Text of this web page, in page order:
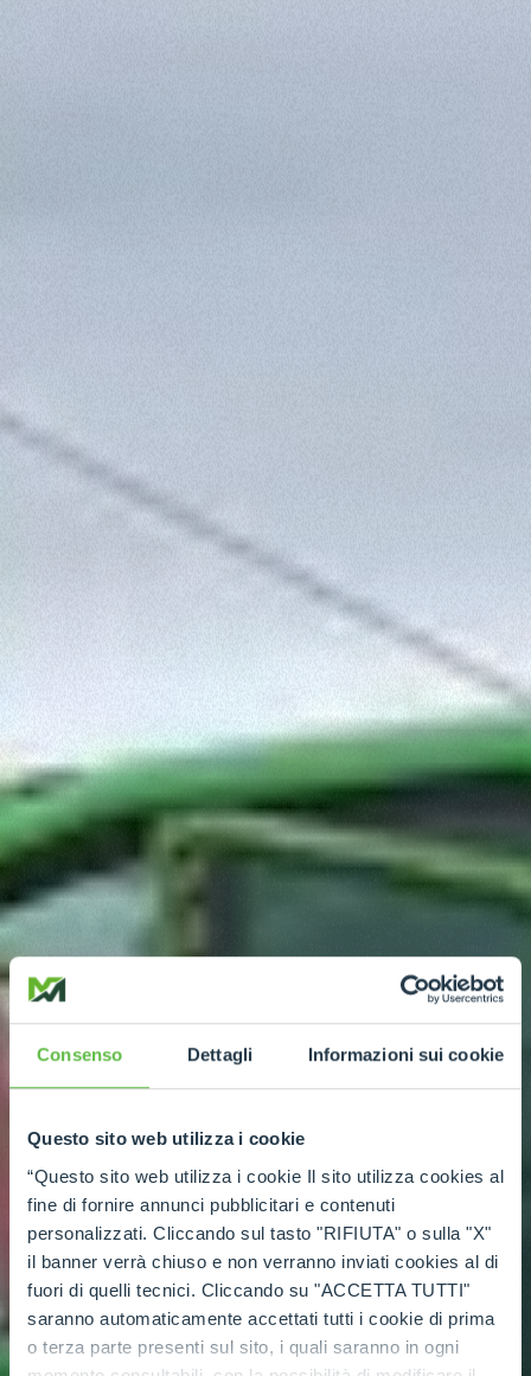
Consenso Dettagli Informazioni sui cookie
Questo sito web utilizza i cookie
“Questo sito web utilizza i cookie Il sito utilizza cookies al
fine di fornire annunci pubblicitari e contenuti
personalizzati. Cliccando sul tasto "RIFIUTA" o sulla "X"
il banner verrà chiuso e non verranno inviati cookies al di
fuori di quelli tecnici. Cliccando su "ACCETTA TUTTI"
saranno automaticamente accettati tutti i cookie di prima
o terza parte presenti sul sito, i quali saranno in ogni